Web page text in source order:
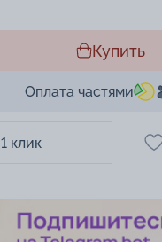
Купить
Оплата частями
клик